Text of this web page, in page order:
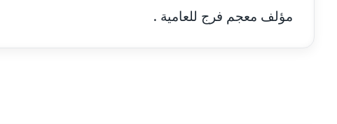
مدونة آيه ابو زهرة
مؤلف معجم فرج للعامية .